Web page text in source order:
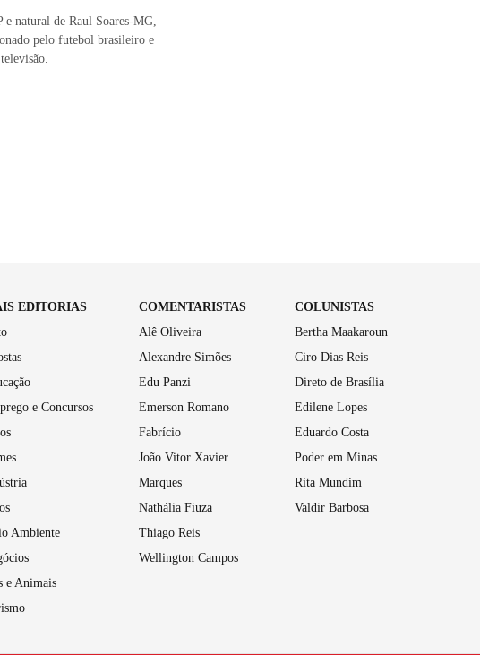
natural de Raul Soares-MG,
pelo futebol brasileiro e
EDITORIAS
e Concursos
Ambiente
e Animais
COMENTARISTAS
Alê Oliveira
Alexandre Simões
Edu Panzi
Emerson Romano
Fabrício
João Vitor Xavier
Marques
Nathália Fiuza
Thiago Reis
Wellington Campos
COLUNISTAS
Bertha Maakaroun
Ciro Dias Reis
Direto de Brasília
Edilene Lopes
Eduardo Costa
Poder em Minas
Rita Mundim
Valdir Barbosa